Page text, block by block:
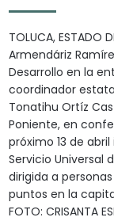
TOLUCA, ESTADO
Armendáriz
Desarrollo en la
coordinador
Tonatihu Ortíz
Poniente, en
próximo 13 de
Servicio Universal
dirigida a
puntos en la
FOTO: CRISANTA